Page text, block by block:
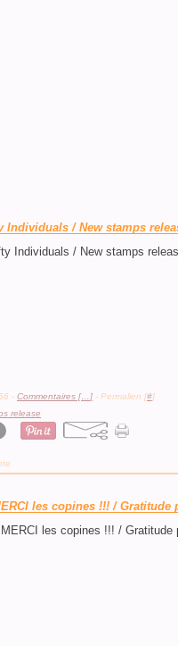
Individuals / New stamps
- Commentaires [… ] - Permalien [#]
release
les copines !!! /